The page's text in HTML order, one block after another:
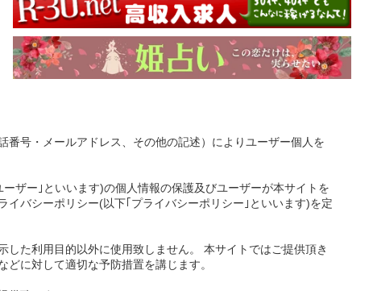
号・メールアドレス、その他の記述）によりユーザー個人を
ザー｣といいます)の個人情報の保護及びユーザーが本サイトを
バシーポリシー(以下｢プライバシーポリシー｣といいます)を定
た利用目的以外に使用致しません。 本サイトではご提供頂き
に対して適切な予防措置を講じます。